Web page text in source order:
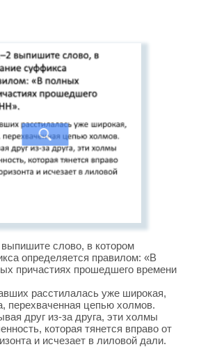
слово, в котором
определяется правилом: «В
причастиях прошедшего времени
расстилалась уже широкая,
перехваченная цепью холмов.
друг из-за друга, эти холмы
которая тянется вправо от
и исчезает в лиловой дали.